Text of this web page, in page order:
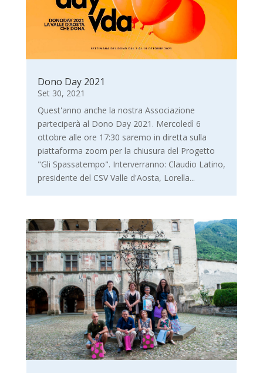
Dono Day 2021
Set 30, 2021
Quest'anno anche la nostra Associazione
parteciperà al Dono Day 2021. Mercoledì 6
ottobre alle ore 17:30 saremo in diretta sulla
piattaforma zoom per la chiusura del Progetto
"Gli Spassatempo". Interverranno: Claudio Latino,
presidente del CSV Valle d'Aosta, Lorella...